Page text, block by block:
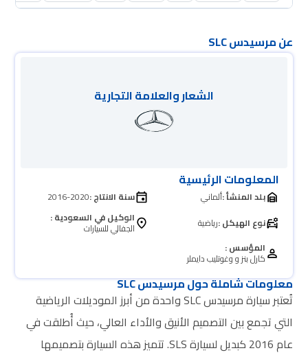
عن مرسيدس SLC
الشعار والعلامة التجارية
المعلومات الرئيسية
بلد المنشأ :ألماني سنة الانتاج :2016-2020
نوع الهيكل :رياضية الوكيل في السعودية :
الجفالي للسيارات
المؤسس :
كارل بنز و وغوتليب دايملر
معلومات شاملة حول مرسيدس SLC
تُعتبر سيارة مرسيدس SLC واحدة من أبرز الموديلات الرياضية
التي تجمع بين التصميم الأنيق والأداء العالي، حيث أُطلقت في
عام 2016 كبديل لسيارة SLS. تتميز هذه السيارة بتصميمها